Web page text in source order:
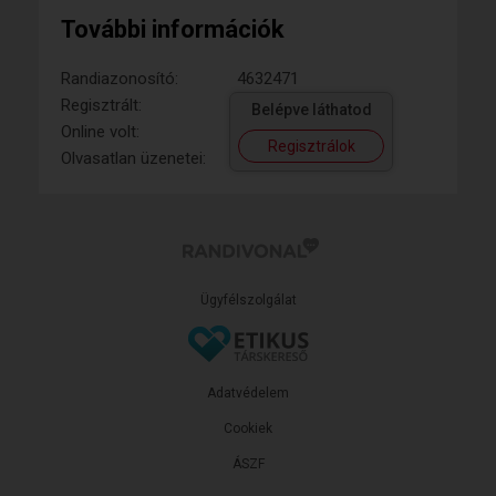
További információk
Randiazonosító:
4632471
Regisztrált:
Online volt:
Olvasatlan üzenetei:
Belépve láthatod
Regisztrálok
Ügyfélszolgálat
ÁSZF
Adatvédelem
Cookiek